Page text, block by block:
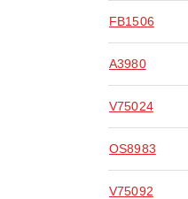
FB1506
A3980
V75024
OS8983
V75092